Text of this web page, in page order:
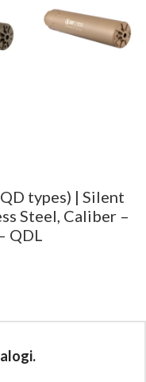
types) | Silent
Steel, Caliber –
QDL